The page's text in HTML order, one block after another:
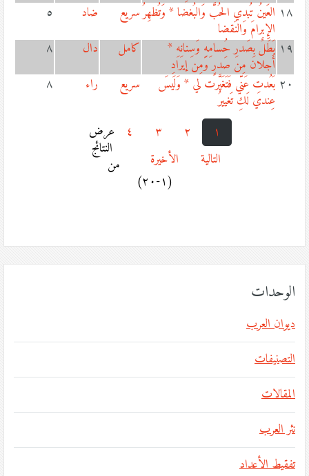
١٨ العَينُ تُبدي الحُبَّ وَالبُغضا * وَتُظهِرُ
الإِبرامَ وَالنَقضا
سريع ضاد
٥
١٩ بَطَلٌ بِصَدرِ حُسامِهِ وَسِنانِهِ *
أَجلان مِن صَدرٍ وَمِن إيرادِ
كامل دال
٨
٢٠ بَعُدتِ عَنّي فَتَغَيَّرت لي * وَلَيسَ
عِندي لَكِ تَغييرُ
سريع راء ٨
١ ٢ ٣
٤
التالية
الأخيرة
عرض
النتائج
من
(١-٢٠)
الوحدات
ديوان العرب
التصنيفات
المقالات
نثر العرب
تفقيط الأعداد